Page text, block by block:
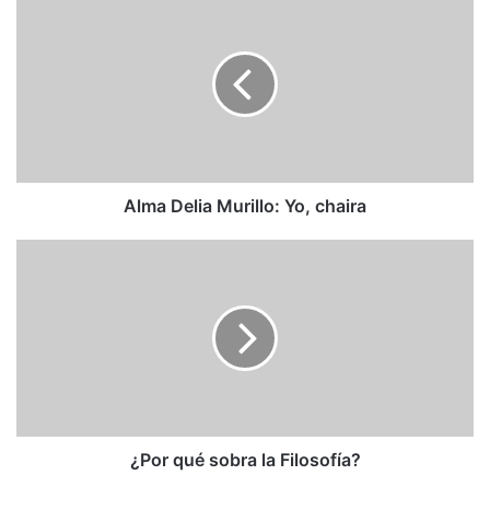
Alma Delia Murillo: Yo, chaira
¿Por qué sobra la Filosofía?